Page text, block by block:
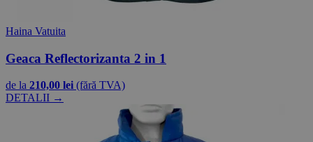
Haina Vatuita
Geaca Reflectorizanta 2 in 1
de la 210,00 lei (fără TVA)
DETALII →